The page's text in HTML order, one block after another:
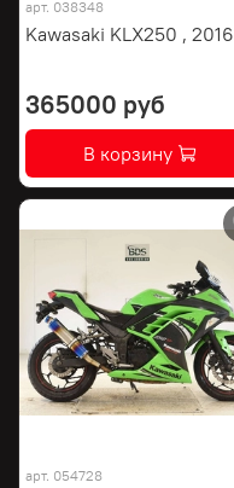
арт. 038348
Kawasaki KLX250 , 2016
365000 руб
В корзину
арт. 054728